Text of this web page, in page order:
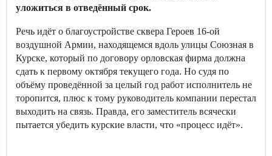
уложиться в отведённый срок.
Речь идёт о благоустройстве сквера Героев 16-ой
воздушной Армии, находящемся вдоль улицы Союзная в
Курске, который по договору орловская фирма должна
сдать к первому октября текущего года. Но судя по
объёму проведённой за целый год работ исполнитель не
торопится, плюс к тому руководитель компании перестал
выходить на связь. Правда, его заместитель всячески
пытается убедить курские власти, что «процесс идёт».